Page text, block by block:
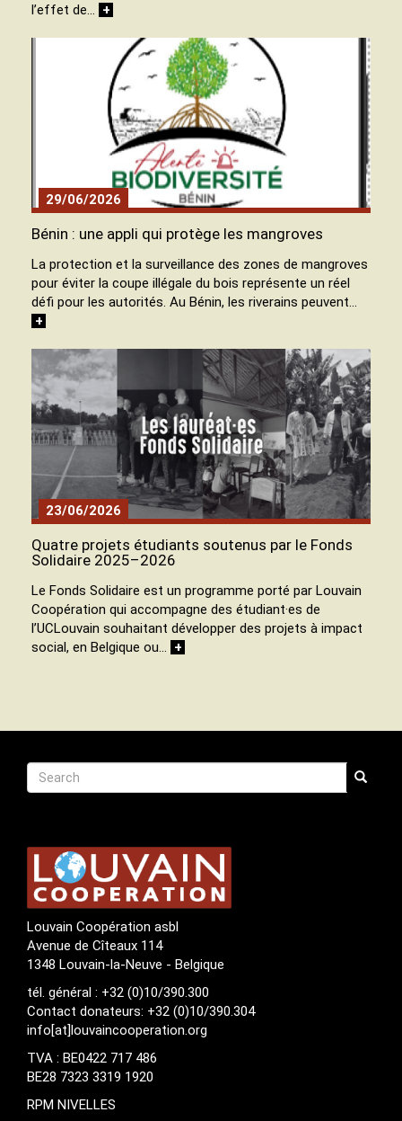
l’effet de… +
29/06/2026
Bénin : une appli qui protège les mangroves
La protection et la surveillance des zones de mangroves
pour éviter la coupe illégale du bois représente un réel
défi pour les autorités. Au Bénin, les riverains peuvent…
+
23/06/2026
Quatre projets étudiants soutenus par le Fonds
Solidaire 2025–2026
Le Fonds Solidaire est un programme porté par Louvain
Coopération qui accompagne des étudiant·es de
l’UCLouvain souhaitant développer des projets à impact
social, en Belgique ou… +
Recherche
Search Search
Louvain Coopération asbl
Avenue de Cîteaux 114
1348 Louvain-la-Neuve - Belgique
tél. général : +32 (0)10/390.300
Contact donateurs: +32 (0)10/390.304
info[at]louvaincooperation.org
TVA : BE0422 717 486
BE28 7323 3319 1920
RPM NIVELLES